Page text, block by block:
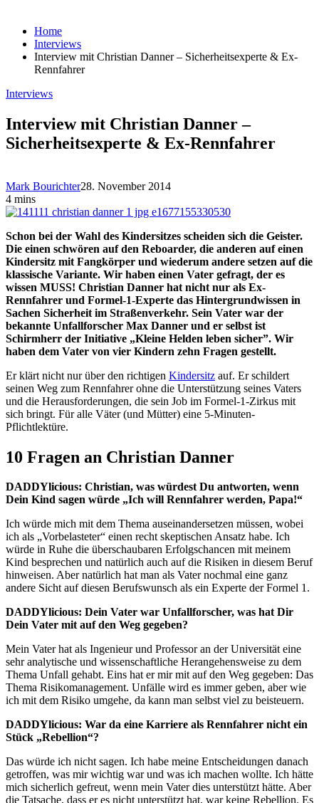
Home
Interviews
Interview mit Christian Danner – Sicherheitsexperte & Ex-
Rennfahrer
Interviews
Interview mit Christian Danner –
Sicherheitsexperte & Ex-Rennfahrer
Mark Bourichter28. November 2014
4 mins
Schon bei der Wahl des Kindersitzes scheiden sich die Geister.
Die einen schwören auf den Reboarder, die anderen auf einen
Kindersitz mit Fangkörper und wiederum andere setzen auf die
klassische Variante. Wir haben einen Vater gefragt, der es
wissen MUSS! Christian Danner hat nicht nur als Ex-
Rennfahrer und Formel-1-Experte das Hintergrundwissen in
Sachen Sicherheit im Straßenverkehr. Sein Vater war der
bekannte Unfallforscher Max Danner und er selbst ist
Schirmherr der Initiative „Kleine Helden leben sicher”. Wir
haben dem Vater von vier Kindern zehn Fragen gestellt.
Er klärt nicht nur über den richtigen Kindersitz auf. Er schildert
seinen Weg zum Rennfahrer ohne die Unterstützung seines Vaters
und die Herausforderungen, die sein Job im Formel-1-Zirkus mit
sich bringt. Für alle Väter (und Mütter) eine 5-Minuten-
Pflichtlektüre.
10 Fragen an Christian Danner
DADDYlicious: Christian, was würdest Du antworten, wenn
Dein Kind sagen würde „Ich will Rennfahrer werden, Papa!“
Ich würde mich mit dem Thema auseinandersetzen müssen, wobei
ich als „Vorbelasteter“ einen recht skeptischen Ansatz habe. Ich
würde in Ruhe die überschaubaren Erfolgschancen mit meinem
Kind besprechen und natürlich auch auf die Risiken in diesem Beruf
hinweisen. Aber natürlich hat man als Vater nochmal eine ganz
andere Sicht auf diesen Berufswunsch als ein Experte der Formel 1.
DADDYlicious: Dein Vater war Unfallforscher, was hat Dir
Dein Vater mit auf den Weg gegeben?
Mein Vater hat als Ingenieur und Professor an der Universität eine
sehr analytische und wissenschaftliche Herangehensweise zu dem
Thema Unfall gehabt. Eins hat er mir mit auf den Weg gegeben: Das
Thema Risikomanagement. Unfälle wird es immer geben, aber wie
ich mit dem Risiko umgehe, da kann man selbst viel zu beisteuern.
DADDYlicious: War da eine Karriere als Rennfahrer nicht ein
Stück „Rebellion“?
Das würde ich nicht sagen. Ich habe meine Entscheidungen danach
getroffen, was mir wichtig war und was ich machen wollte. Ich hätte
mich sicherlich gefreut, wenn mein Vater dies unterstützt hätte. Aber
die Tatsache, dass er es nicht unterstützt hat, war keine Rebellion. Es